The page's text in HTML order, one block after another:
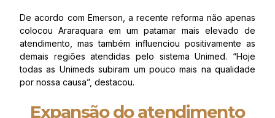
De acordo com Emerson, a recente reforma não apenas
colocou Araraquara em um patamar mais elevado de
atendimento, mas também influenciou positivamente as
demais regiões atendidas pelo sistema Unimed. “Hoje
todas as Unimeds subiram um pouco mais na qualidade
por nossa causa”, destacou.
Expansão do atendimento